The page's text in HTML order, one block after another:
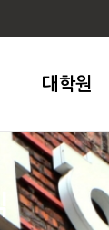
대학원